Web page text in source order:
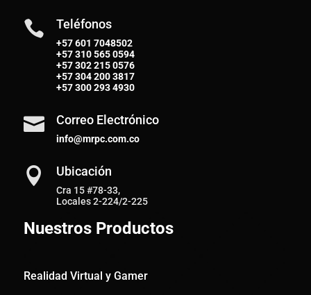
 Teléfonos
+57 601 7048502
+57310 565 0594
+57302 215 0576
+57304 200 3817
+57300 293 4930
 Correo Electrónico
info@mrpc.com.co
 Ubicación
Cra 15 #78-33,
Locales 2-224/2-225
Nuestros Productos
Realidad Virtual y Gamer